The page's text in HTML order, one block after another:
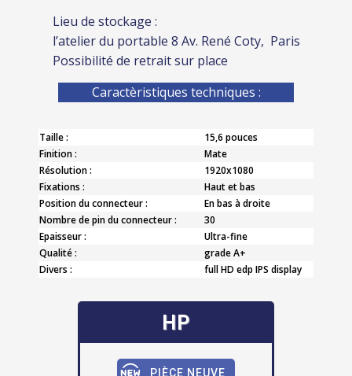
Lieu de stockage :
l’atelier du portable 8 Av. René Coty, Paris
Possibilité de retrait sur place
Caractèristiques techniques :
Taille :
15,6 pouces
Finition :
Mate
Résolution :
1920x1080
Fixations :
Haut et bas
Position du connecteur :
En bas à droite
Nombre de pin du connecteur :
30
Epaisseur :
Ultra-fine
Qualité :
grade A+
Divers :
full HD edp IPS display
HP
PIÈCE NEUVE